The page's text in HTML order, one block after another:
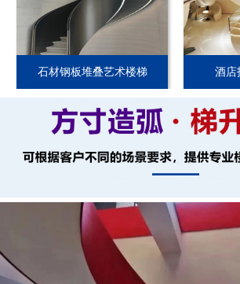
石材钢板堆叠艺术楼梯 酒店